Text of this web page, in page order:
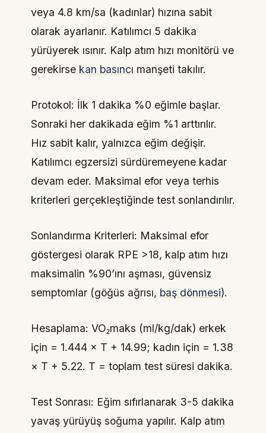
veya 4.8 km/sa (kadınlar) hızına sabit
olarak ayarlanır. Katılımcı 5 dakika
yürüyerek ısınır. Kalp atım hızı monitörü ve
gerekirse kan basıncı manşeti takılır.
Protokol: İlk 1 dakika %0 eğimle başlar.
Sonraki her dakikada eğim %1 arttırılır.
Hız sabit kalır, yalnızca eğim değişir.
Katılımcı egzersizi sürdüremeyene kadar
devam eder. Maksimal efor veya terhis
kriterleri gerçekleştiğinde test sonlandırılır.
Sonlandırma Kriterleri: Maksimal efor
göstergesi olarak RPE >18, kalp atım hızı
maksimalin %90’ını aşması, güvensiz
semptomlar (göğüs ağrısı, baş dönmesi).
Hesaplama: VO₂maks (ml/kg/dak) erkek
için = 1.444 × T + 14.99; kadın için = 1.38
× T + 5.22. T = toplam test süresi dakika.
Test Sonrası: Eğim sıfırlanarak 3-5 dakika
yavaş yürüyüş soğuma yapılır. Kalp atım